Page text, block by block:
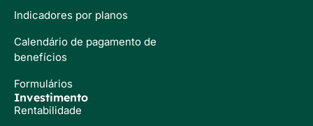
Indicadores por planos
Calendário de pagamento de
benefícios
Formulários
Investimento
Rentabilidade